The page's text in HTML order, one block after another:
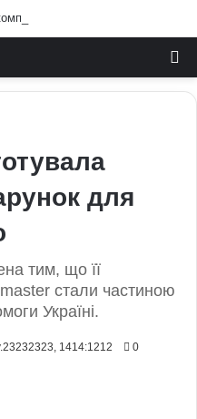
для
тим, що її
стали частиною
Україні.
1414:1212 0